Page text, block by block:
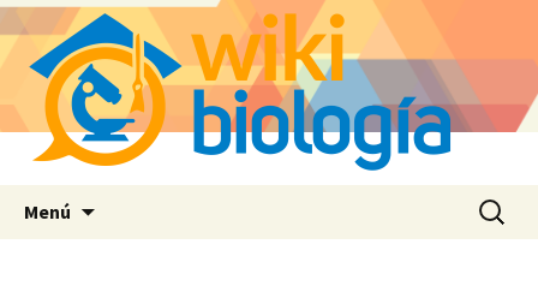
Menú Buscar: